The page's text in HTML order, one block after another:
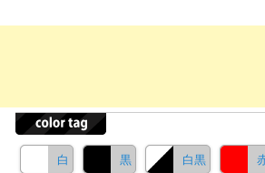
白 黒 白黒